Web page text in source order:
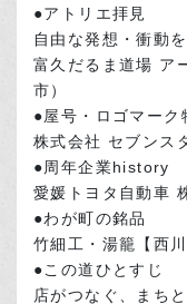
●アトリエ拝見
自由な発想・衝動
富久だるま道場 ア
市）
●屋号・ロゴマーク
株式会社 セブンス
●周年企業history
愛媛トヨタ自動車
●わが町の銘品
竹細工・湯籠【西川
●この道ひとすじ
店がつなぐ、まち